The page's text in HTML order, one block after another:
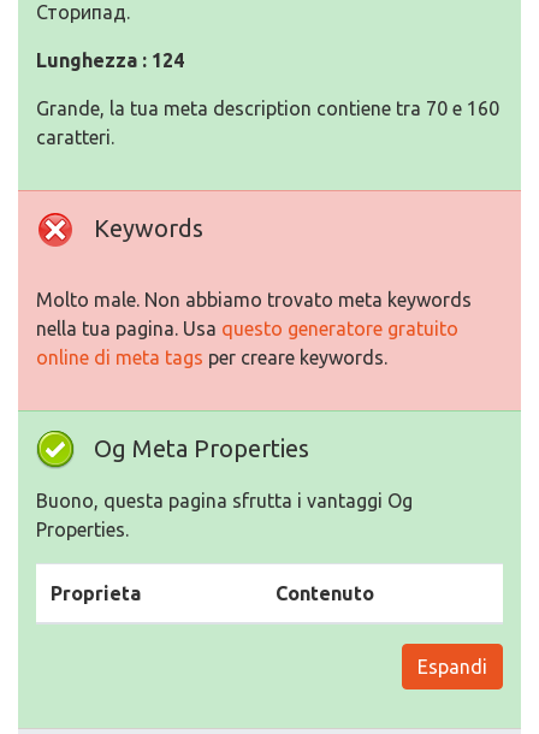
Сторипад.
Lunghezza : 124
Grande, la tua meta description contiene tra 70 e 160
caratteri.
Keywords
Molto male. Non abbiamo trovato meta keywords
nella tua pagina. Usa questo generatore gratuito
online di meta tags per creare keywords.
Og Meta Properties
Buono, questa pagina sfrutta i vantaggi Og
Properties.
Proprieta Contenuto
Espandi